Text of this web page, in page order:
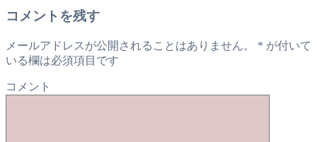
コメントを残す
メールアドレスが公開されることはありません。 * が付いて
いる欄は必須項目です
コメント